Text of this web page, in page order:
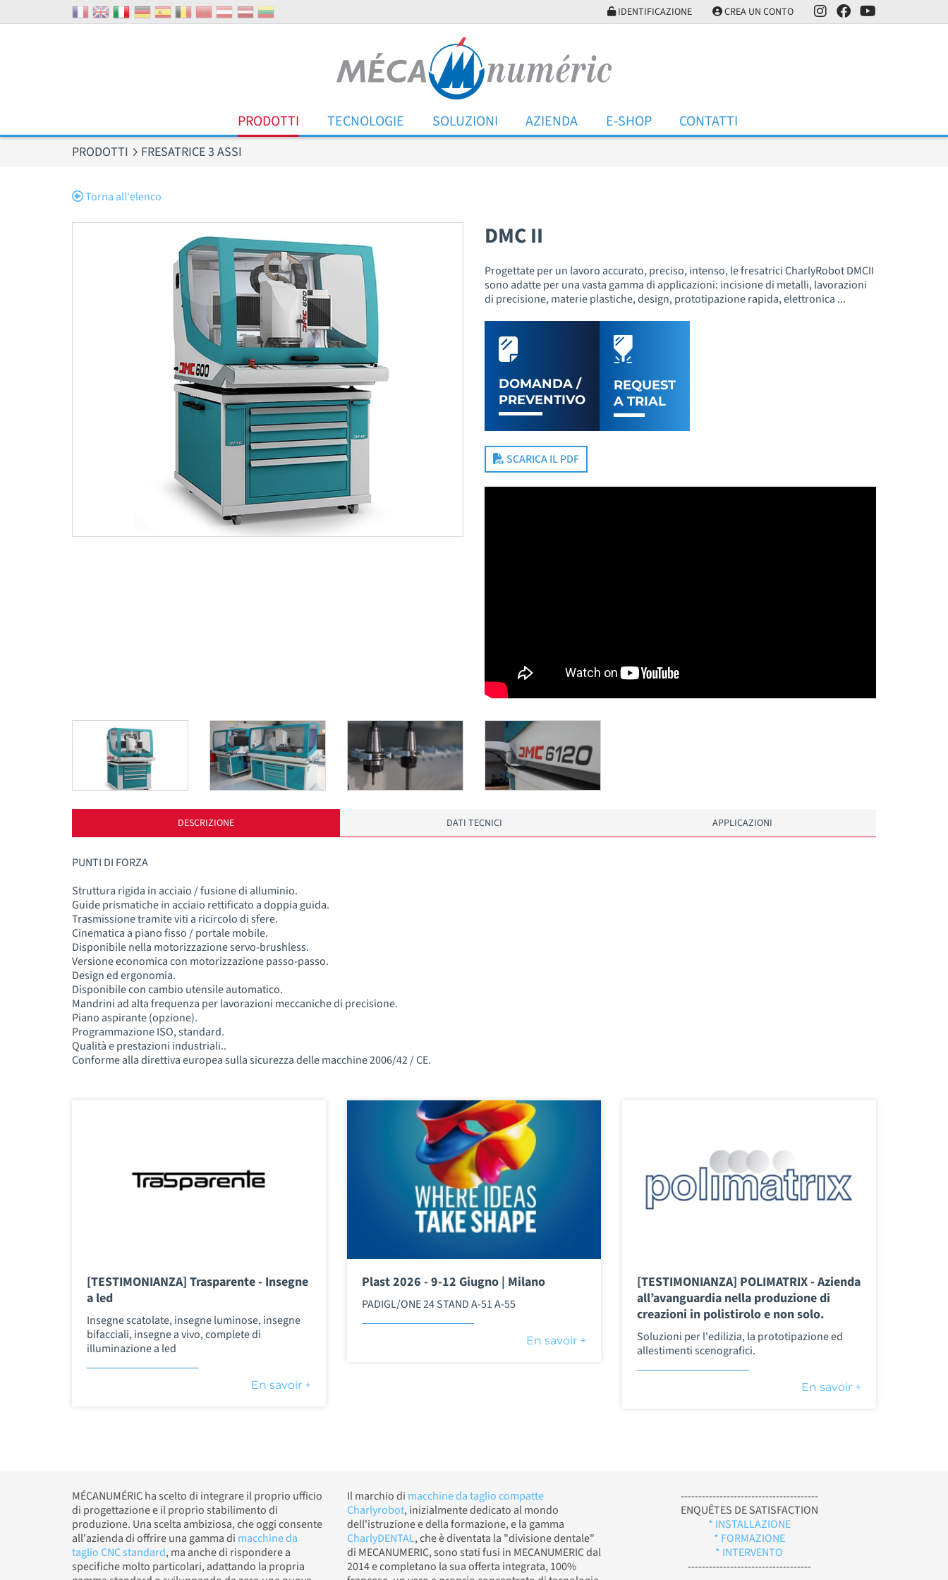
IDENTIFICAZIONE CREA UN CONTO
PRODOTTI TECNOLOGIE SOLUZIONI AZIENDA E-SHOP CONTATTI
PRODOTTI FRESATRICE 3 ASSI
Torna all'elenco
DMC II
Progettate per un lavoro accurato, preciso, intenso, le fresatrici CharlyRobot DMCII
sono adatte per una vasta gamma di applicazioni: incisione di metalli, lavorazioni
di precisione, materie plastiche, design, prototipazione rapida, elettronica ...
DOMANDA /
PREVENTIVO
REQUEST
A TRIAL
SCARICA IL PDF
DESCRIZIONE DATI TECNICI APPLICAZIONI
PUNTI DI FORZA
Struttura rigida in acciaio / fusione di alluminio.
Guide prismatiche in acciaio rettificato a doppia guida.
Trasmissione tramite viti a ricircolo di sfere.
Cinematica a piano fisso / portale mobile.
Disponibile nella motorizzazione servo-brushless.
Versione economica con motorizzazione passo-passo.
Design ed ergonomia.
Disponibile con cambio utensile automatico.
Mandrini ad alta frequenza per lavorazioni meccaniche di precisione.
Piano aspirante (opzione).
Programmazione ISO, standard.
Qualità e prestazioni industriali..
Conforme alla direttiva europea sulla sicurezza delle macchine 2006/42 / CE.
[TESTIMONIANZA] Trasparente - Insegne
a led
Insegne scatolate, insegne luminose, insegne
bifacciali, insegne a vivo, complete di
illuminazione a led
En savoir +
Plast 2026 - 9-12 Giugno | Milano
PADIGL/ONE 24 STAND A-51 A-55
En savoir +
[TESTIMONIANZA] POLIMATRIX - Azienda
all’avanguardia nella produzione di
creazioni in polistirolo e non solo.
Soluzioni per l'edilizia, la prototipazione ed
allestimenti scenografici.
En savoir +
MÉCANUMÉRIC ha scelto di integrare il proprio ufficio
di progettazione e il proprio stabilimento di
produzione. Una scelta ambiziosa, che oggi consente
all'azienda di offrire una gamma di macchine da
taglio CNC standard, ma anche di rispondere a
specifiche molto particolari, adattando la propria
Il marchio di macchine da taglio compatte
Charlyrobot, inizialmente dedicato al mondo
dell'istruzione e della formazione, e la gamma
CharlyDENTAL, che è diventata la "divisione dentale"
di MECANUMERIC, sono stati fusi in MECANUMERIC dal
2014 e completano la sua offerta integrata, 100%
---------------------------------------
ENQUÊTES DE SATISFACTION
* INSTALLAZIONE
* FORMAZIONE
* INTERVENTO
-----------------------------------
Pannello di gestione dei cookies